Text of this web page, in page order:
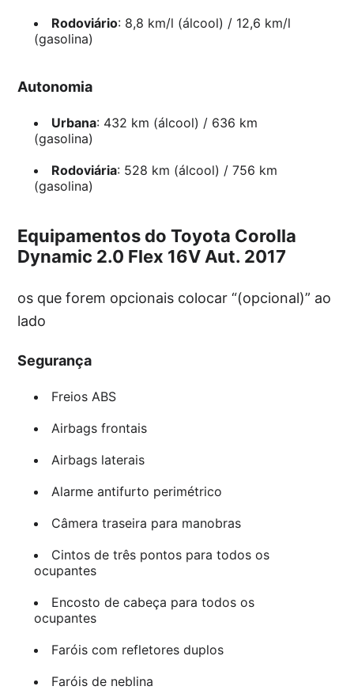
Rodoviário: 8,8 km/l (álcool) / 12,6 km/l
(gasolina)
Autonomia
Urbana: 432 km (álcool) / 636 km
(gasolina)
Rodoviária: 528 km (álcool) / 756 km
(gasolina)
Equipamentos do Toyota Corolla
Dynamic 2.0 Flex 16V Aut. 2017
os que forem opcionais colocar “(opcional)” ao
lado
Segurança
Freios ABS
Airbags frontais
Airbags laterais
Alarme antifurto perimétrico
Câmera traseira para manobras
Cintos de três pontos para todos os
ocupantes
Encosto de cabeça para todos os
ocupantes
Faróis com refletores duplos
Faróis de neblina